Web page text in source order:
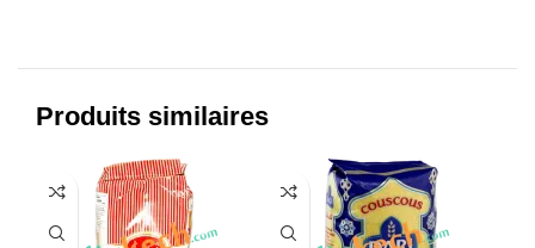
Produits similaires